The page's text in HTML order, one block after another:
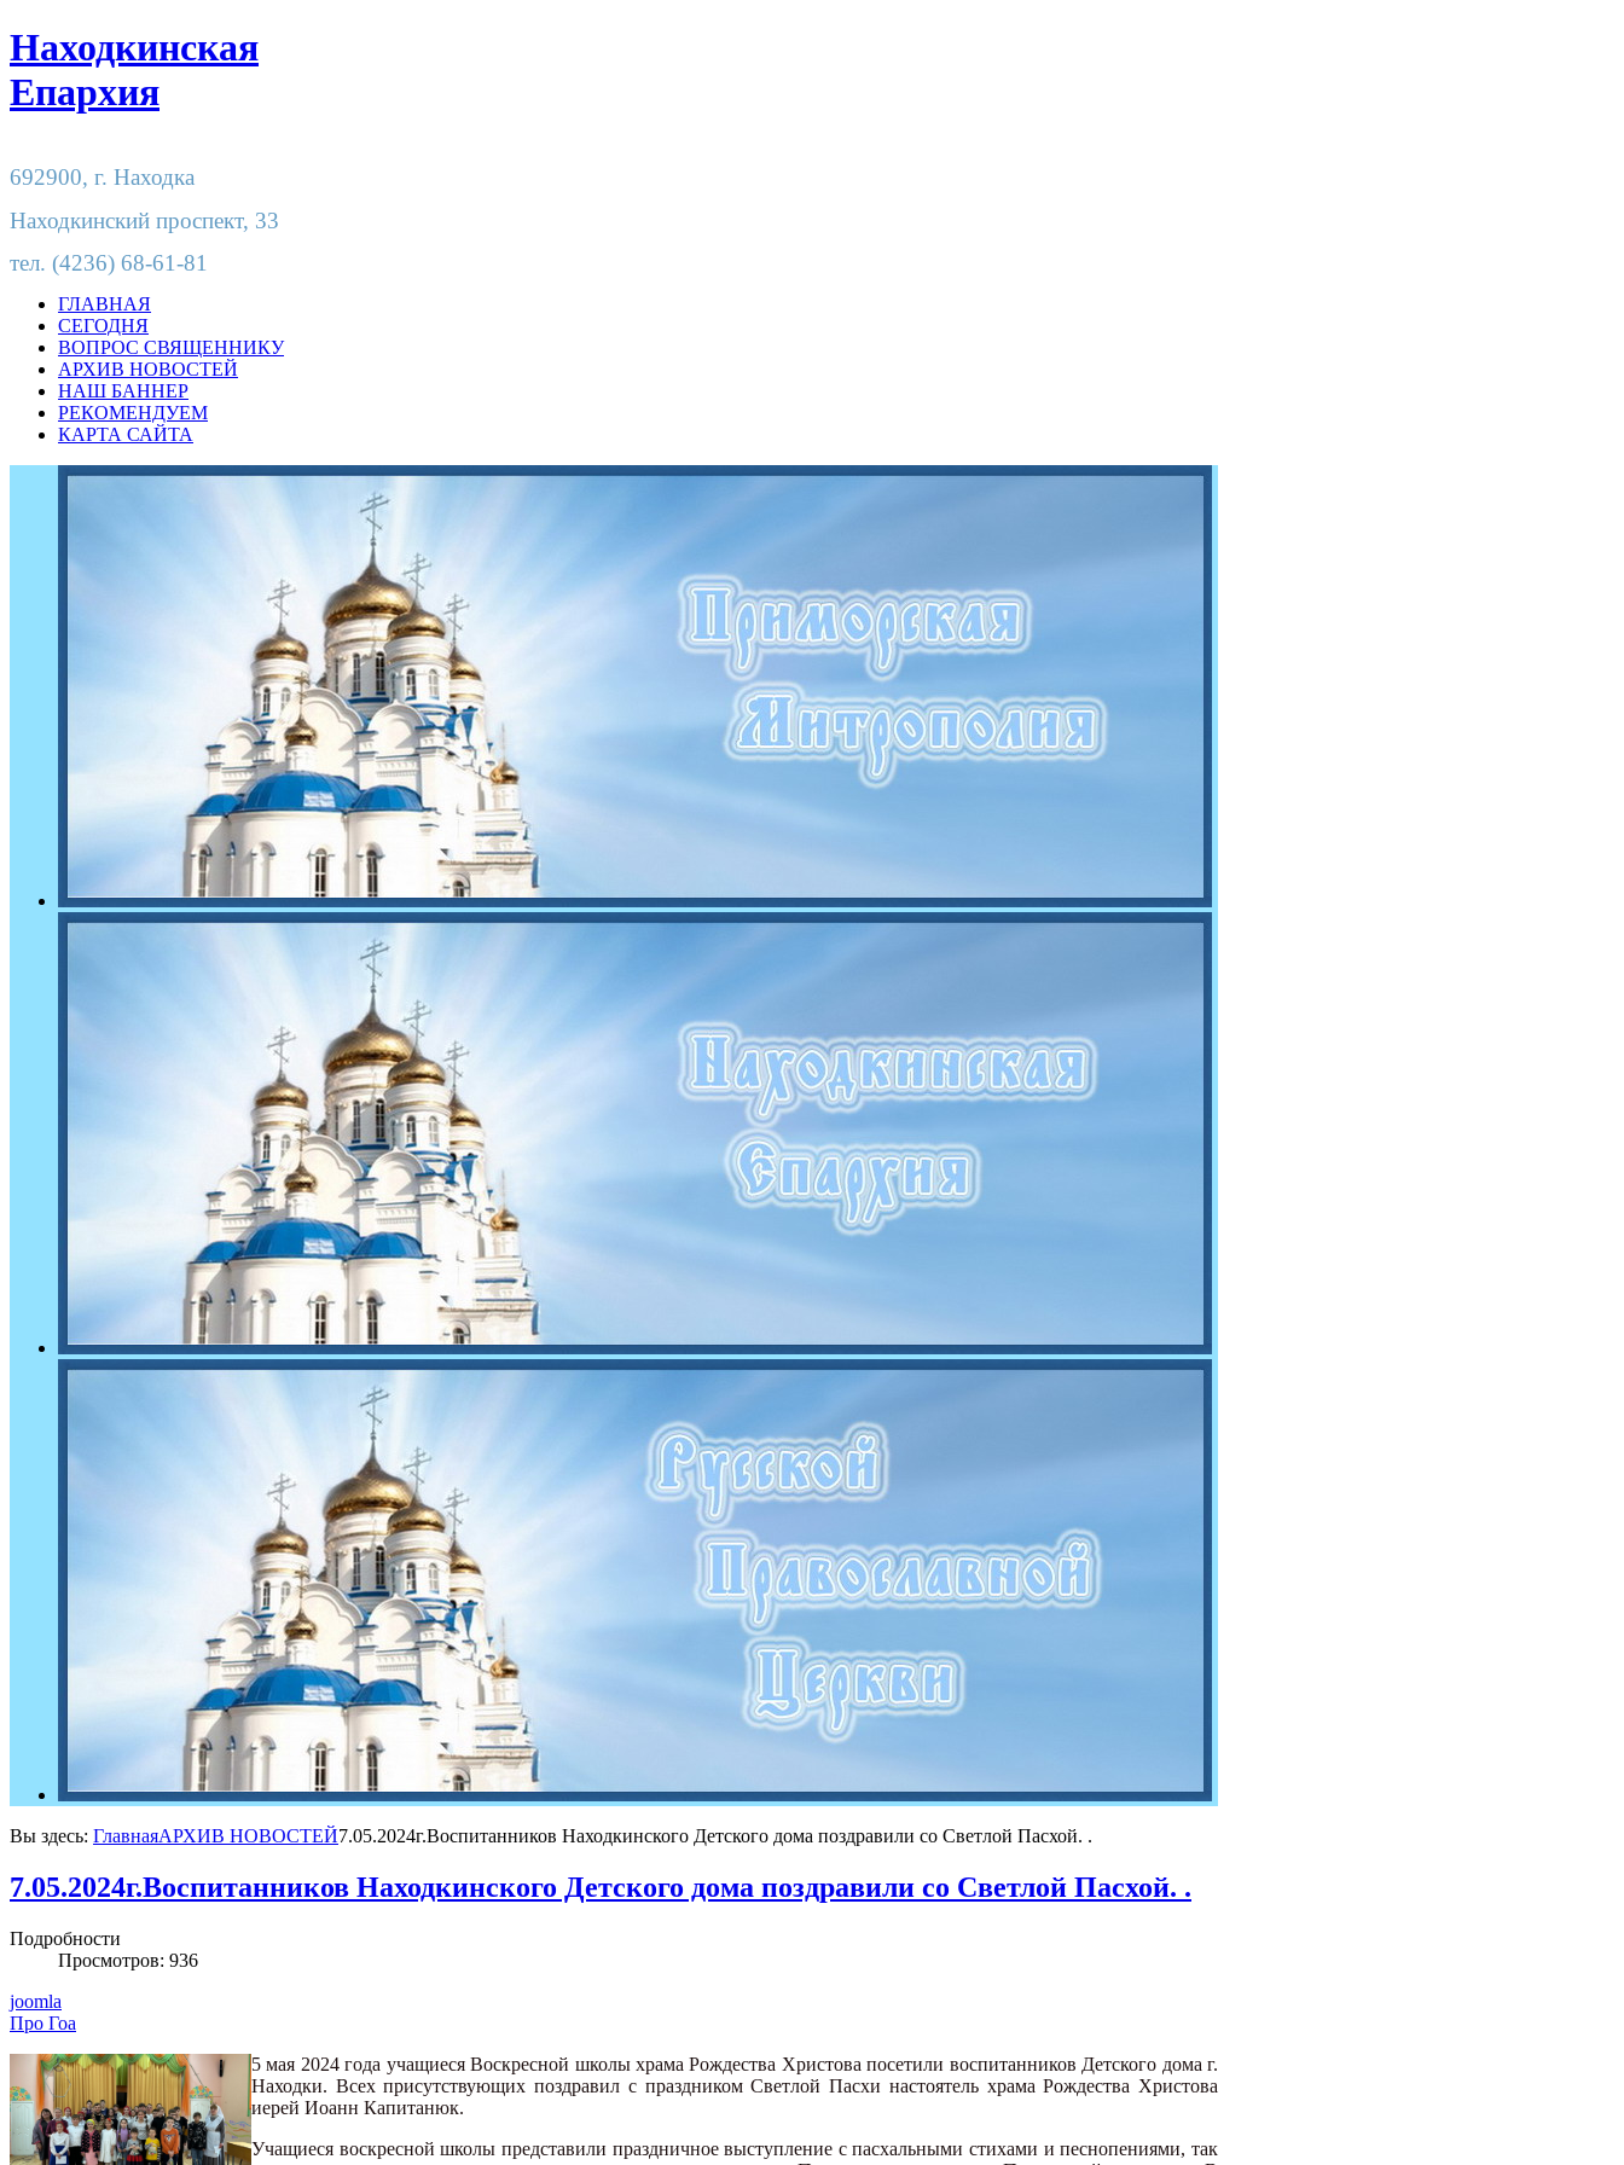
Находкинская
Епархия
692900, г. Находка
Находкинский проспект, 33
тел. (4236) 68-61-81
ГЛАВНАЯ
СЕГОДНЯ
ВОПРОС СВЯЩЕННИКУ
АРХИВ НОВОСТЕЙ
НАШ БАННЕР
РЕКОМЕНДУЕМ
КАРТА САЙТА
Вы здесь: ГлавнаяАРХИВ НОВОСТЕЙ7.05.2024г.Воспитанников Находкинского Детского дома поздравили со Светлой Пасхой. .
7.05.2024г.Воспитанников Находкинского Детского дома поздравили со Светлой Пасхой. .
Подробности
Просмотров: 936
joomla
Про Гоа
5 мая 2024 года учащиеся Воскресной школы храма Рождества Христова посетили воспитанников Детского дома г.
Находки. Всех присутствующих поздравил с праздником Cветлой Пасхи настоятель храма Рождества Христова
иерей Иоанн Капитанюк.
Учащиеся воскресной школы представили праздничное выступление с пасхальными стихами и песнопениями, так